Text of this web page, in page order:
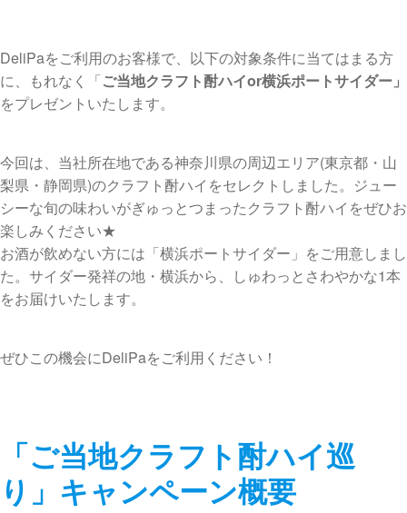
DeliPaをご利用のお客様で、以下の対象条件に当てはまる方
に、もれなく「ご当地クラフト酎ハイor横浜ポートサイダー」
をプレゼントいたします。
今回は、当社所在地である神奈川県の周辺エリア(東京都・山
梨県・静岡県)のクラフト酎ハイをセレクトしました。ジュー
シーな旬の味わいがぎゅっとつまったクラフト酎ハイをぜひお
楽しみください★
お酒が飲めない方には「横浜ポートサイダー」をご用意しまし
た。サイダー発祥の地・横浜から、しゅわっとさわやかな1本
をお届けいたします。
ぜひこの機会にDeliPaをご利用ください！
「ご当地クラフト酎ハイ巡
り」キャンペーン概要